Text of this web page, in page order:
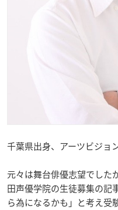
千葉県出身、アーツビジョ
元々は舞台俳優志望でした
田声優学院の生徒募集の記
ら為になるかも」と考え受